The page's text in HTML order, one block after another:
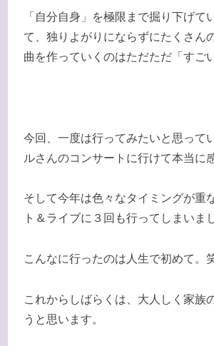
「自分自身」を極限まで掘り下げて
て、独りよがりにならずにたくさん
曲を作っていくのはただただ「すご
今回、一度は行ってみたいと思って
ルさんのコンサートに行けて本当に
そして今年は色々なタイミングが重
ト＆ライブに３回も行ってしまいま
こんなに行ったのは人生で初めて。
これからしばらくは、大人しく家族
うと思います。